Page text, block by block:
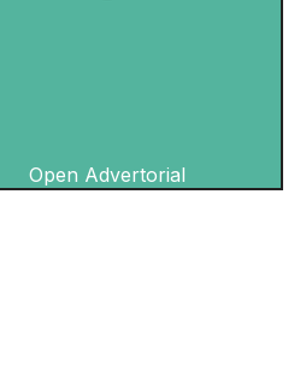
Open Advertorial